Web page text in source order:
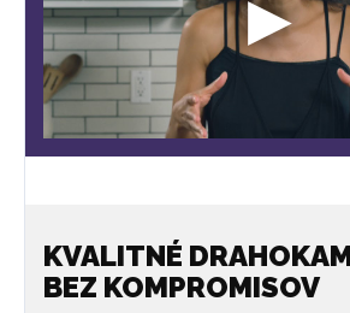
KVALITNÉ
BEZ KOMPROMISOV